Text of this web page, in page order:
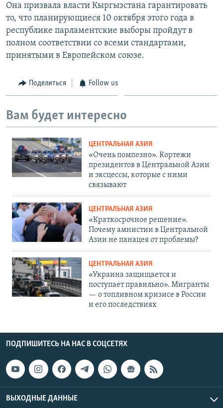
Она призвала власти Кыргызстана гарантировать
то, что планирующиеся 10 октября этого года в
республике парламентские выборы пройдут в
полном соответствии со всеми стандартами,
принятыми в Европейском союзе.
Поделиться Follow us
Вам будет интересно
ЦЕНТРАЛЬНАЯ АЗИЯ
«Очень помпезно». Кортежи
президентов в Центральной Азии
и эксцессы, которые с ними
связывают
ЦЕНТРАЛЬНАЯ АЗИЯ
«Краткосрочное решение».
Почему амнистии в Центральной
Азии не панацея от проблемы?
ЦЕНТРАЛЬНАЯ АЗИЯ
«Украина защищается и
поступает правильно». Мигранты
— о топливном кризисе в России
и его последствиях
ПОДПИШИТЕСЬ НА НАС В СОЦСЕТЯХ
ВЫХОДНЫЕ ДАННЫЕ